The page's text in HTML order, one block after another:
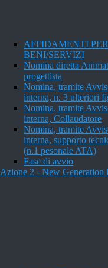
AFFIDAMENTI
BENI/SERVIZI
Nomina diretta
progettista
Nomina, tramite
interna, n. 3 ulteriori
Nomina, tramite
interna, Collaudatore
Nomina, tramite
interna, supporto
(n.1 pesonale ATA)
Fase di avvio
Azione 2 - New Generation